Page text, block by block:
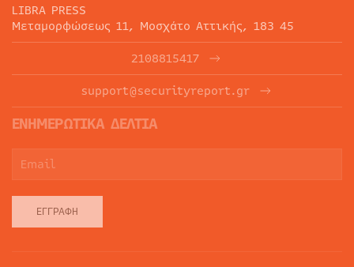
LIBRA PRESS
Μεταμορφώσεως 11, Μοσχάτο Αττικής, 183 45
2108815417
support@securityreport.gr
ΕΝΗΜΕΡΩΤΙΚΑ ΔΕΛΤΙΑ
ΕΓΓΡΑΦΉ